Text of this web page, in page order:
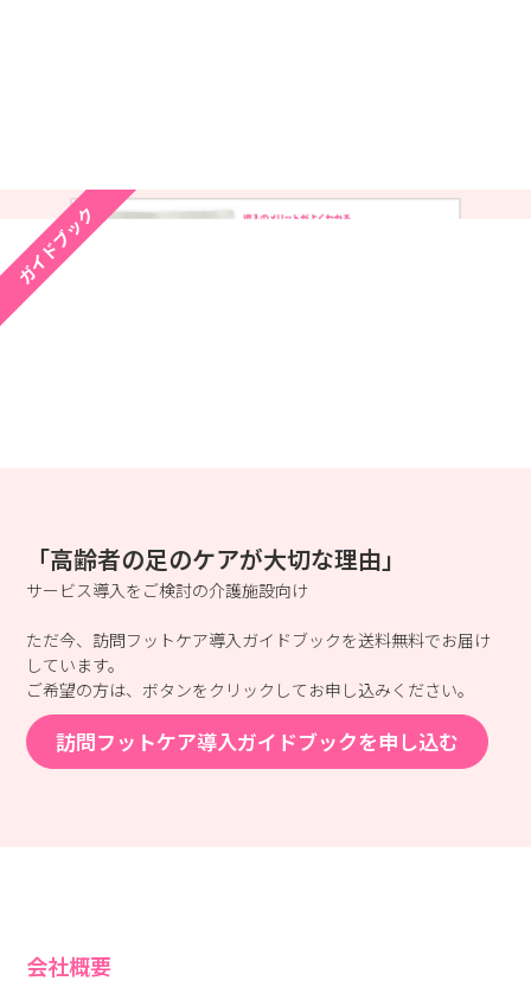
「高齢者の足のケアが大切な理由」
サービス導入をご検討の介護施設向け
ただ今、訪問フットケア導入ガイドブックを送料無料でお届け
しています。
ご希望の方は、ボタンをクリックしてお申し込みください。
訪問フットケア導入ガイドブックを申し込む
ガイドブック
会社概要